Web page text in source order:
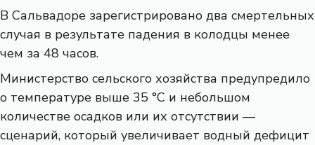
В Сальвадоре зарегистрировано два смертельных
случая в результате падения в колодцы менее
чем за 48 часов.
Министерство сельского хозяйства предупредило
о температуре выше 35 °C и небольшом
количестве осадков или их отсутствии —
сценарий, который увеличивает водный дефицит